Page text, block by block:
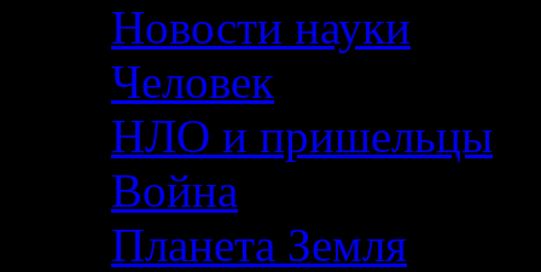
Новости науки
Человек
НЛО и пришельцы
Война
Планета Земля